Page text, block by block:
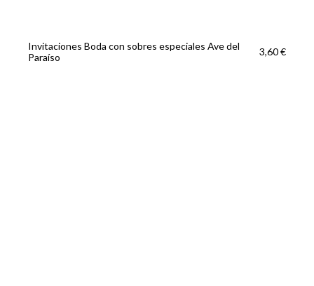
Invitaciones Boda con sobres especiales Ave del
Paraíso
3,60 €